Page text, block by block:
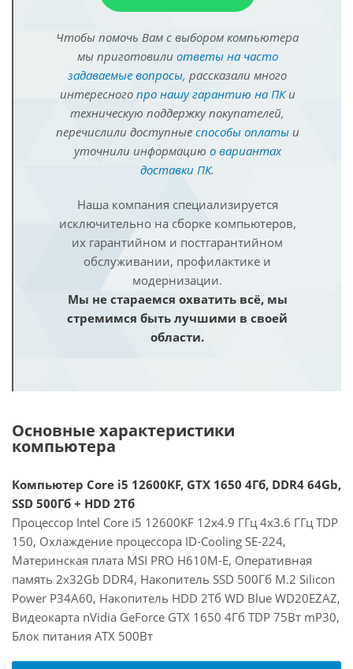
Чтобы помочь Вам с выбором компьютера
мы приготовили ответы на часто
задаваемые вопросы, рассказали много
интересного про нашу гарантию на ПКи
техническую поддержку покупателей,
перечислили доступные способы оплатыи
уточнили информацию о вариантах
доставки ПК.
Наша компания специализируется
исключительно на сборке компьютеров,
их гарантийном и постгарантийном
обслуживании, профилактике и
модернизации.
Мы не стараемся охватить всё, мы
стремимся быть лучшими в своей
области.
Основные характеристики
компьютера
Компьютер Core i5 12600KF, GTX 1650 4Гб, DDR4 64Gb,
SSD 500Гб + HDD 2Тб
Процессор Intel Core i5 12600KF 12x4.9 ГГц 4x3.6 ГГц TDP
150, Охлаждение процессора ID-Cooling SE-224,
Материнская плата MSI PRO H610M-E, Оперативная
память 2x32Gb DDR4, Накопитель SSD 500Гб M.2 Silicon
Power P34A60, Накопитель HDD 2Тб WD Blue WD20EZAZ,
Видеокарта nVidia GeForce GTX 1650 4Гб TDP 75Вт mP30,
Блок питания ATX 500Вт